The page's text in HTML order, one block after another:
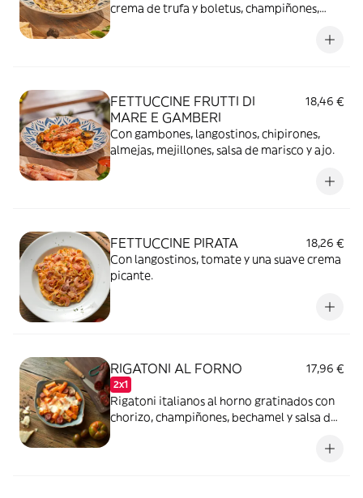
crema de trufa y boletus, champiñones,
FETTUCCINE FRUTTI DI
MARE E GAMBERI
18,46 €
Con gambones, langostinos, chipirones,
almejas, mejillones, salsa de marisco y ajo.
FETTUCCINE PIRATA
18,26 €
Con langostinos, tomate y una suave crema
picante.
RIGATONI AL FORNO
2x1
17,96 €
Rigatoni italianos al horno gratinados con
chorizo, champiñones, bechamel y salsa de